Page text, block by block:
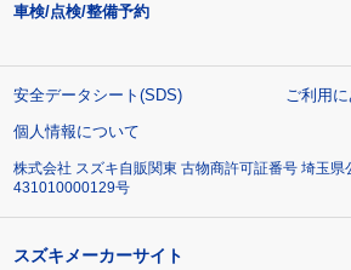
車検/点検/整備予約
安全データシート(SDS)
ご利用
個人情報について
株式会社 スズキ自販関東 古物商許可証番号 埼玉県
431010000129号
スズキメーカーサイト